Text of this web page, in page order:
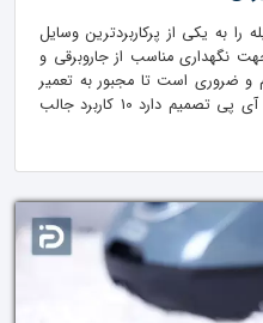
را به یکی از پرکاربردترین وسایل
نگهداری مناسب از جاروبرقی و
و ضروری است تا مجبور به تعمیر
جاروبرقی نشوید. در این مطلب امداد آی پی تصمیم دارد 10 کاربرد جالب